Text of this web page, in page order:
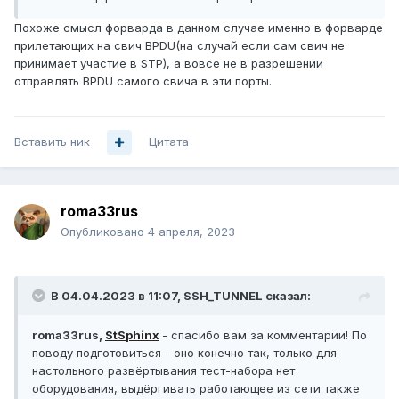
eth1/0/11 designated forwarding 20000 128.11 p2p
non-edge
eth1/0/12 designated forwarding 2000000 128.12
shared edge
eth1/0/16 designated forwarding 20000 128.16 p2p
eth1/0/19 designated forwarding 20000 128.19 p2p
edge
non-edge
edge
eth1/0/23 designated forwarding 200000 128.23 p2p
edge
eth1/0/24 designated forwarding 20000 128.24 p2p
Похоже смысл форварда в данном случае именно в форварде
прилетающих на свич BPDU(на случай если сам свич не
принимает участие в STP), а вовсе не в разрешении
отправлять BPDU самого свича в эти порты.
Вставить ник Цитата
roma33rus
Опубликовано 4 апреля, 2023
В 04.04.2023 в 11:07, SSH_TUNNEL сказал:
roma33rus, StSphinx - спасибо вам за комментарии! По
поводу подготовиться - оно конечно так, только для
настольного развёртывания тест-набора нет
оборудования, выдёргивать работающее из сети также